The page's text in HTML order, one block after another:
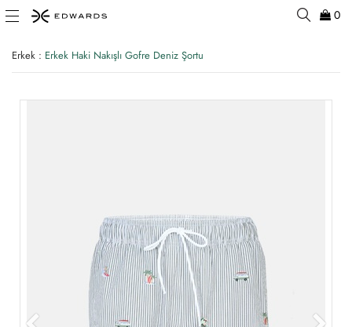
0
Erkek : Erkek Haki Nakışlı Gofre Deniz Şortu